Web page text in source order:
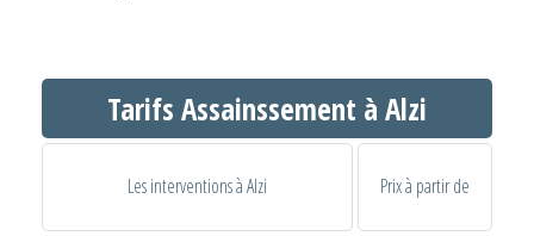
Tarifs Assainssement à Alzi
Les interventions à Alzi Prix à partir de